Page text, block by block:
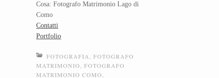
Cosa: Fotografo Matrimonio Lago di
Como
Contatti
Portfolio
FOTOGRAFIA, FOTOGRAFO
MATRIMONIO, FOTOGRAFO
MATRIMONIO COMO,